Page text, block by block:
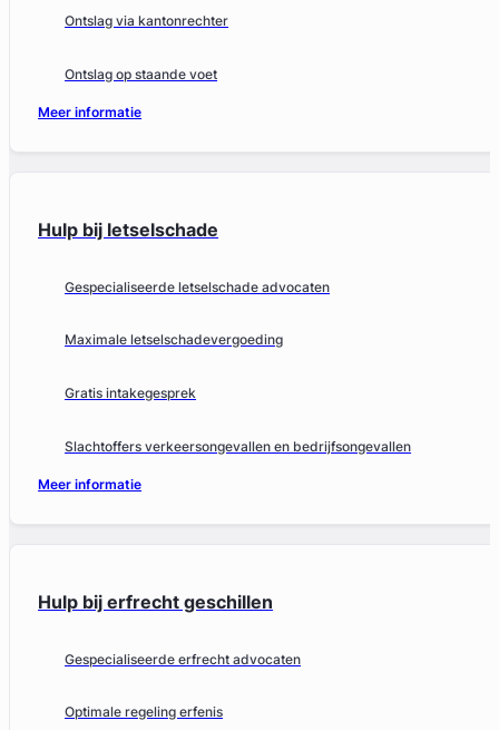
Ontslag via kantonrechter
Ontslag op staande voet
Meer informatie
Hulp bij letselschade
Gespecialiseerde letselschade advocaten
Maximale letselschadevergoeding
Gratis intakegesprek
Slachtoffers verkeersongevallen en bedrijfsongevallen
Meer informatie
Hulp bij erfrecht geschillen
Gespecialiseerde erfrecht advocaten
Optimale regeling erfenis